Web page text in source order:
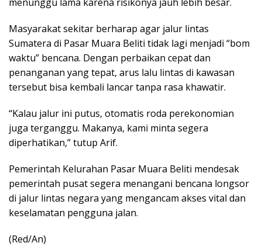
Masyarakat sekitar berharap agar jalur lintas
Sumatera di Pasar Muara Beliti tidak lagi menjadi “bom
waktu” bencana. Dengan perbaikan cepat dan
penanganan yang tepat, arus lalu lintas di kawasan
tersebut bisa kembali lancar tanpa rasa khawatir.
“Kalau jalur ini putus, otomatis roda perekonomian
juga terganggu. Makanya, kami minta segera
diperhatikan,” tutup Arif.
Pemerintah Kelurahan Pasar Muara Beliti mendesak
pemerintah pusat segera menangani bencana longsor
di jalur lintas negara yang mengancam akses vital dan
keselamatan pengguna jalan.
(Red/An)